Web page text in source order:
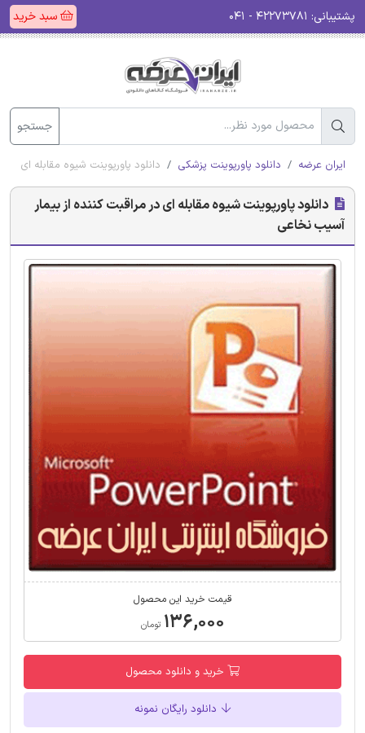
پشتیبانی: سبد خرید
جستجو
ایران عرضه دانلود پاورپوینت پزشکی دانلود پاورپوینت شیوه مقابله ای
دانلود پاورپوینت شیوه مقابله ای در مراقبت کننده از بیمار
آسیب نخاعی
قیمت خرید این محصول
۱۳۶,۰۰۰ تومان
خرید و دانلود محصول
دانلود رایگان نمونه